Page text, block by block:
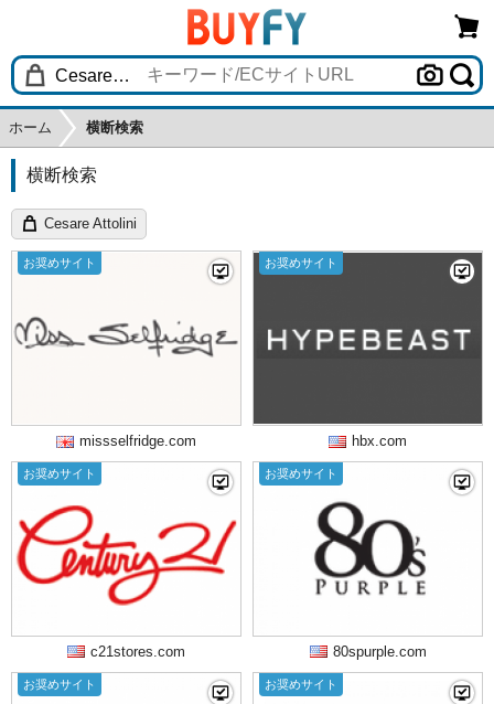
ホーム 横断検索
横断検索
Cesare Attolini
お奨めサイト
missselfridge.com
お奨めサイト
hbx.com
お奨めサイト
c21stores.com
お奨めサイト
80spurple.com
お奨めサイト お奨めサイト